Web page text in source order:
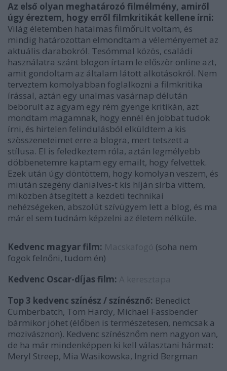
Az első olyan meghatározó filmélmény, amiről
úgy éreztem, hogy erről filmkritikát kellene írni:
Világ életemben hatalmas filmőrült voltam, és
mindig határozottan elmondtam a véleményemet az
aktuális darabokról. Tesómmal közös, családi
használatra szánt blogon írtam le először online azt,
amit gondoltam az általam látott alkotásokról. Nem
terveztem komolyabban foglalkozni a filmkritika
írással, aztán egy unalmas vasárnap délután
beborult az agyam egy rém gyenge kritikán, azt
mondtam magamnak, hogy ennél én jobbat tudok
írni, és hirtelen felindulásból elküldtem a kis
szösszeneteimet erre a blogra, mert tetszett a
stílusa. El is feledkeztem róla, aztán legmélyebb
döbbenetemre kaptam egy emailt, hogy felvettek.
Ezek után úgy döntöttem, hogy komolyan veszem, és
miután szegény danialves-t kis híján sírba vittem,
miközben átsegített a kezdeti technikai
nehézségeken, abszolút szívügyem lett a blog, és ma
már el sem tudnám képzelni az életem nélküle.
Kedvenc magyar film:
(soha nem
fogok felnőni, tudom én)
Kedvenc Oscar-díjas film:
Top 3 kedvenc színész / színésznő: Benedict
Cumberbatch, Tom Hardy, Michael Fassbender
bármikor jöhet (élőben is természetesen, nemcsak a
mozivásznon). Kedvenc színésznőm nem nagyon van,
de ha már mindenképpen ki kell választani hármat:
Meryl Streep, Mia Wasikowska, Ingrid Bergman